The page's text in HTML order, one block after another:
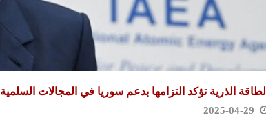
الطاقة الذرية تؤكد التزامها بدعم سوريا في المجالات السلمية
2025-04-29